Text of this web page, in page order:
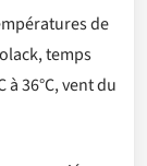
de
temps
36°C, vent du